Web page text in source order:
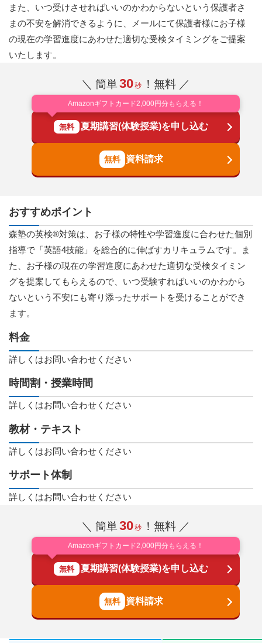
また、いつ受けさせればいいのかわからないという保護者さ
まの不安を解消できるように、メールにて保護者様にお子様
の現在の学習進度にあわせた適切な受検タイミングをご提案
いたします。
＼ 簡単30秒 ！無料 ／
Amazonギフトカード2,000円分もらえる！
無料 夏期講習(体験授業)を申し込む
資料請求
おすすめポイント
森塾の英検®対策は、お子様の特性や学習進度に合わせた個別
指導で「英語4技能」を総合的に伸ばすカリキュラムです。ま
た、お子様の現在の学習進度にあわせた適切な受検タイミン
グを提案してもらえるので、いつ受験すればいいのかわから
ないという不安にも寄り添ったサポートを受けることができ
ます。
料金
詳しくはお問い合わせください
時間割・授業時間
詳しくはお問い合わせください
教材・テキスト
詳しくはお問い合わせください
サポート体制
詳しくはお問い合わせください
＼ 簡単30秒 ！無料 ／
Amazonギフトカード2,000円分もらえる！
無料 夏期講習(体験授業)を申し込む
資料請求